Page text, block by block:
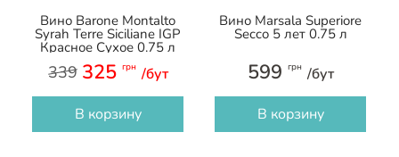
Вино Barone Montalto
Syrah Terre Siciliane IGP
Красное Сухое 0.75 л
339 325 грн /бут
В корзину
Вино Marsala Superiore
Secco 5 лет 0.75 л
599 грн /бут
В корзину